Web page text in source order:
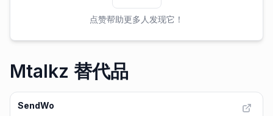
点赞帮助更多人发现它！
Mtalkz 替代品
SendWo